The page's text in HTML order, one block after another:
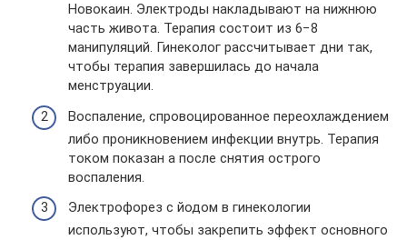
Новокаин. Электроды накладывают на нижнюю
часть живота. Терапия состоит из 6−8
манипуляций. Гинеколог рассчитывает дни так,
чтобы терапия завершилась до начала
менструации.
Воспаление, спровоцированное переохлаждением
либо проникновением инфекции внутрь. Терапия
током показан а после снятия острого
воспаления.
Электрофорез с йодом в гинекологии
используют, чтобы закрепить эффект основного